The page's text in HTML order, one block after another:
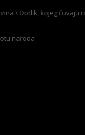
\ Dodik, kojeg čuvaju
naroda